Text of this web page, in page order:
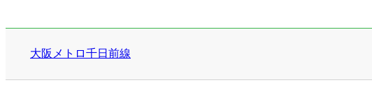
大阪メトロ千日前線